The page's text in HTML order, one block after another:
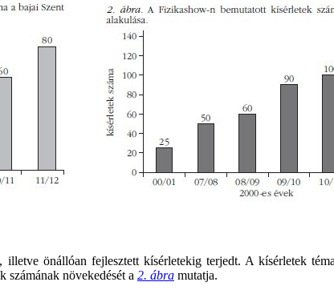
önállóan fejlesztett kísérletekig terjedt. A kísérletek
növekedését a 2. ábra mutatja.